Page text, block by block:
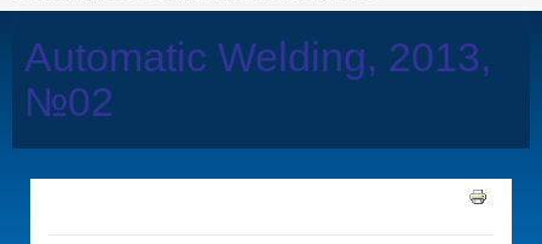
Automatic Welding, 2013,
№02